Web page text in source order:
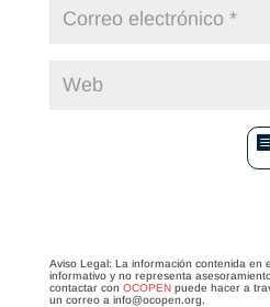
Aviso Legal: La información contenida en
informativo y no representa
contactar con OCOPENpuede hacer a
un correo a info@ocopen.org.